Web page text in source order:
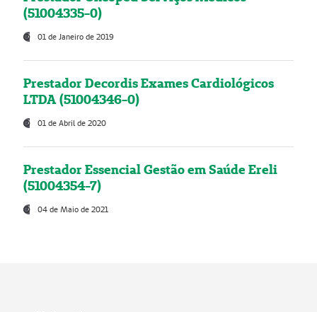
(51004335-0)
01 de Janeiro de 2019
Prestador Decordis Exames Cardiológicos
LTDA (51004346-0)
01 de Abril de 2020
Prestador Essencial Gestão em Saúde Ereli
(51004354-7)
04 de Maio de 2021